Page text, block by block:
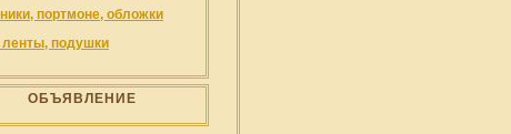
портмоне, обложки
подушки
ОБЪЯВЛЕНИЕ